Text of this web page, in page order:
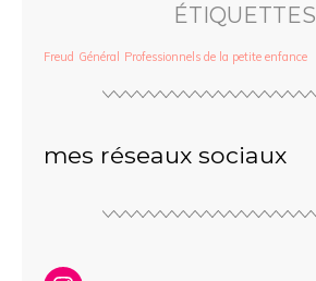
ÉTIQUETTES
Freud Général Professionnels de la petite enfance
mes réseaux sociaux